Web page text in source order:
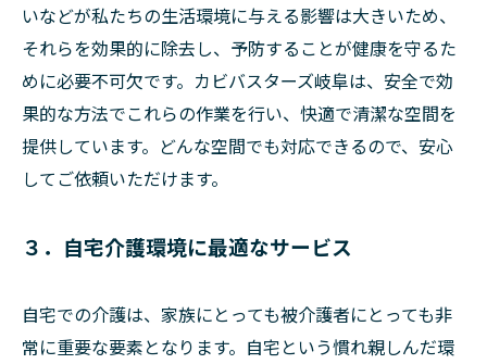
いなどが私たちの生活環境に与える影響は大きいため、
それらを効果的に除去し、予防することが健康を守るた
めに必要不可欠です。カビバスターズ岐阜は、安全で効
果的な方法でこれらの作業を行い、快適で清潔な空間を
提供しています。どんな空間でも対応できるので、安心
してご依頼いただけます。
３．自宅介護環境に最適なサービス
自宅での介護は、家族にとっても被介護者にとっても非
常に重要な要素となります。自宅という慣れ親しんだ環